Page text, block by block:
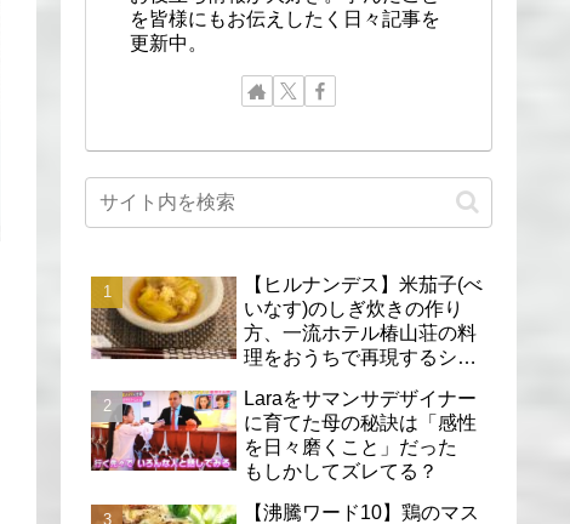
を皆様にもお伝えしたく日々記事を
更新中。
【ヒルナンデス】米茄子(べ
いなす)のしぎ炊きの作り
方、一流ホテル椿山荘の料
理をおうちで再現するシェ
Laraをサマンサデザイナー
に育てた母の秘訣は「感性
を日々磨くこと」だった
もしかしてズレてる？
【沸騰ワード10】鶏のマス